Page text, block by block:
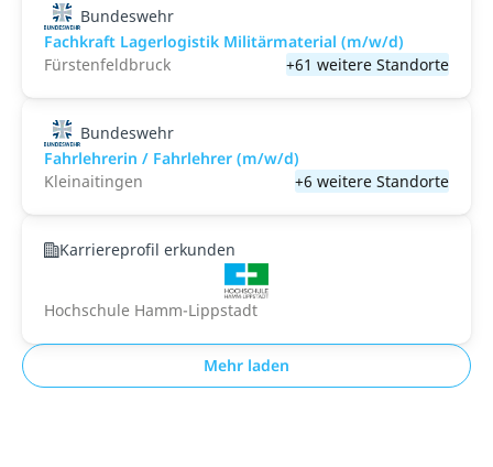
Bundeswehr
Fachkraft Lagerlogistik Militärmaterial (m/w/d)
Fürstenfeldbruck
+61 weitere Standorte
Bundeswehr
Fahrlehrerin / Fahrlehrer (m/w/d)
Kleinaitingen
+6 weitere Standorte
Karriereprofil erkunden
Hochschule Hamm-Lippstadt
Mehr laden